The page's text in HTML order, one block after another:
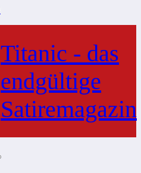
Titanic - das
endgültige
Satiremagazin